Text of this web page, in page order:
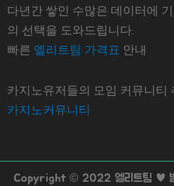
다년간 쌓인 수많은 데이터에
의 선택을 도와드립니다.
빠른 엘리트팀 가격표 안내
카지노유저들의 모임 커뮤니티
카지노커뮤니티
Copyright © 2022 엘리트팀 ♥ 발